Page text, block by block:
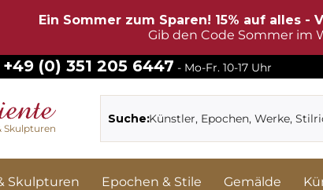
Ein Sommer zum Sparen! 15% auf alles -
Gib den Code Sommer im
+49 (0) 351 205 6447 - Mo-Fr. 10-17 Uhr
Skulpturen
Suche:
Skulpturen Epochen & Stile Gemälde